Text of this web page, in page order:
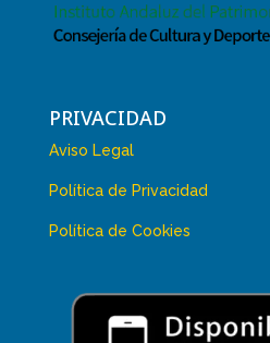
PRIVACIDAD
Aviso Legal
Política de Privacidad
Política de Cookies